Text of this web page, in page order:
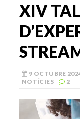
XIV
9 OCTUBRE
NOTÍCIES
2